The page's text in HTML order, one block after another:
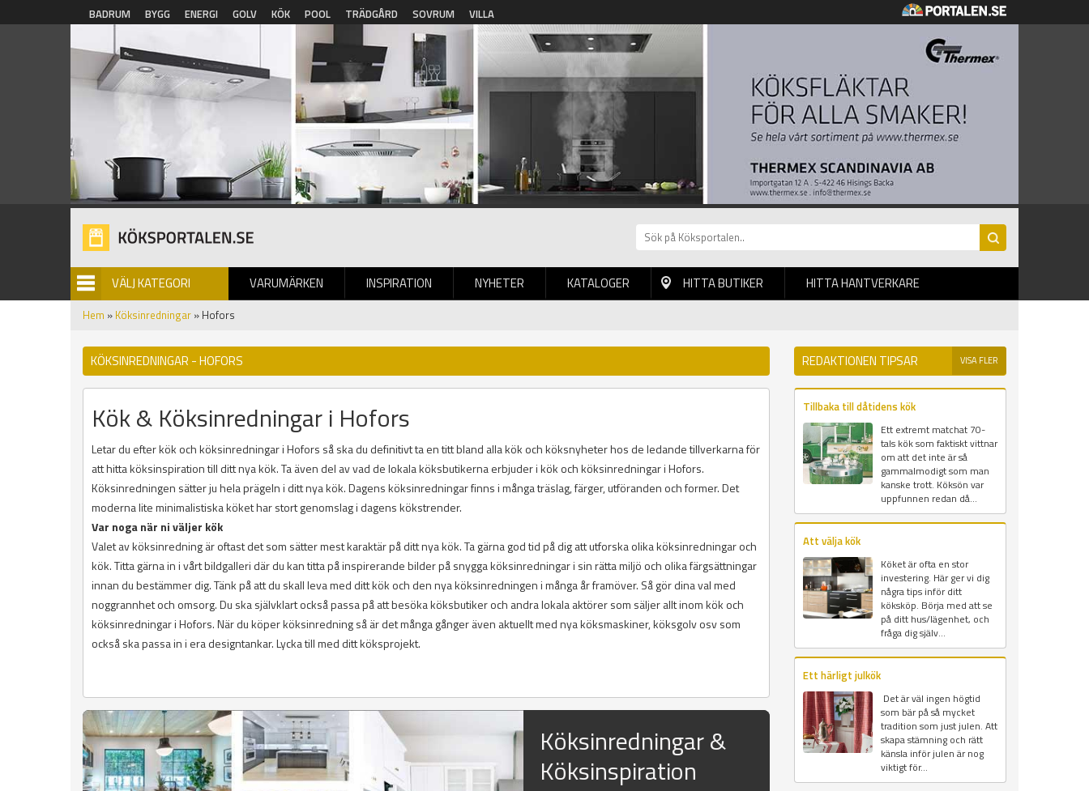
Hoppa till huvudinnehåll
BADRUM BYGG ENERGI GOLV KÖK POOL TRÄDGÅRD SOVRUM VILLA
VÄLJ KATEGORI VARUMÄRKEN INSPIRATION NYHETER
BILDGALLERI KATALOGER HITTA BUTIKER HITTA HANTVERKARE
Hem » Köksinredningar » Hofors
KÖKSINREDNINGAR - HOFORS
Kök & Köksinredningar i Hofors
Letar du efter kök och köksinredningar i Hofors så ska du definitivt ta en titt bland alla kök och köksnyheter hos de ledande tillverkarna för
att hitta köksinspiration till ditt nya kök. Ta även del av vad de lokala köksbutikerna erbjuder i kök och köksinredningar i Hofors.
Köksinredningen sätter ju hela prägeln i ditt nya kök. Dagens köksinredningar finns i många träslag, färger, utföranden och former. Det
moderna lite minimalistiska köket har stort genomslag i dagens kökstrender.
Var noga när ni väljer kök
Valet av köksinredning är oftast det som sätter mest karaktär på ditt nya kök. Ta gärna god tid på dig att utforska olika köksinredningar och
kök. Titta gärna in i vårt bildgalleri där du kan titta på inspirerande bilder på snygga köksinredningar i sin rätta miljö och olika färgsättningar
innan du bestämmer dig. Tänk på att du skall leva med ditt kök och den nya köksinredningen i många år framöver. Så gör dina val med
noggrannhet och omsorg. Du ska självklart också passa på att besöka köksbutiker och andra lokala aktörer som säljer allt inom kök och
köksinredningar i Hofors. När du köper köksinredning så är det många gånger även aktuellt med nya köksmaskiner, köksgolv osv som
också ska passa in i era designtankar. Lycka till med ditt köksprojekt.
Köksinredningar &
Köksinspiration
REDAKTIONEN TIPSAR VISA FLER
Tillbaka till dåtidens kök
Ett extremt matchat 70-
tals kök som faktiskt vittnar
om att det inte är så
gammalmodigt som man
kanske trott. Köksön var
uppfunnen redan då...
Att välja kök
Köket är ofta en stor
investering. Här ger vi dig
några tips inför ditt
köksköp. Börja med att se
på ditt hus/lägenhet, och
fråga dig själv...
Ett härligt julkök
Det är väl ingen högtid
som bär på så mycket
tradition som just julen. Att
skapa stämning och rätt
känsla inför julen är nog
viktigt för...